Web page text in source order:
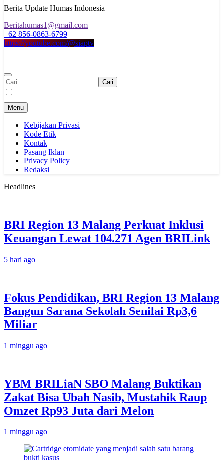
Berita Update Humas Indonesia
Beritahumas1@gmail.com
+62 856-0863-6799
https://youtube.com/@siaptv
Cari
untuk:
Menu
Kebijakan Privasi
Kode Etik
Kontak
Pasang Iklan
Privacy Policy
Redaksi
Headlines
BRI Region 13 Malang Perkuat Inklusi
Keuangan Lewat 104.271 Agen BRILink
5 hari ago
Fokus Pendidikan, BRI Region 13 Malang
Bangun Sarana Sekolah Senilai Rp3,6
Miliar
1 minggu ago
YBM BRILiaN SBO Malang Buktikan
Zakat Bisa Ubah Nasib, Mustahik Raup
Omzet Rp93 Juta dari Melon
1 minggu ago